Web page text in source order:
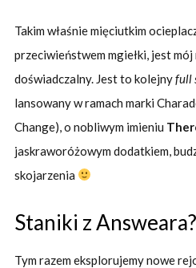
Takim właśnie mięciutkim
przeciwieństwem mgiełki, jest
doświadczalny. Jest to kolejnyfull
lansowany w ramach marki
Change), o nobliwym imieniu
jaskraworóżowym dodatkiem,
skojarzenia
Staniki z Answeara?
Tym razem eksplorujemy nowe